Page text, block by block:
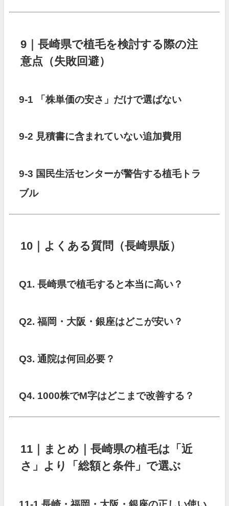
9｜長崎県で植毛を検討する際の注
意点（失敗回避）
9-1 「株単価の安さ」だけで選ばない
9-2 見積書に含まれていない追加費用
9-3 国民生活センターが警告する植毛トラ
ブル
10｜よくある質問（長崎県版）
Q1. 長崎県で植毛すると本当に高い？
Q2. 福岡・大阪・銀座はどこが安い？
Q3. 通院は何回必要？
Q4. 1000株でM字はどこまで改善する？
11｜まとめ｜長崎県の植毛は「近
さ」より「総額と条件」で選ぶ